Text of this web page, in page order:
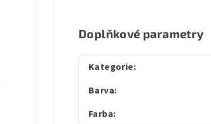
Doplňkové parametry
Kategorie:
Barva:
Farba: